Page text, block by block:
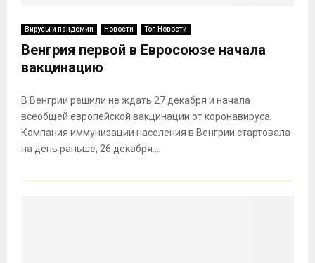
Вирусы и пандемии Новости Топ Новости
Венгрия первой в Евросоюзе начала
вакцинацию
В Венгрии решили не ждать 27 декабря и начала
всеобщей европейской вакцинации от коронавируса.
Кампания иммунизации населения в Венгрии стартовала
на день раньше, 26 декабря....